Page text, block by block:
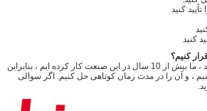
کنید
کنید
کنیم؟
پاسخ: لطفا به ما ایمیل بفرستید ، ما بیش از 10 سال در این صنعت کار کرده ایم ، بنابراین
، و آن را در مدت زمان کوتاهی حل کنیم. اگر سوالی